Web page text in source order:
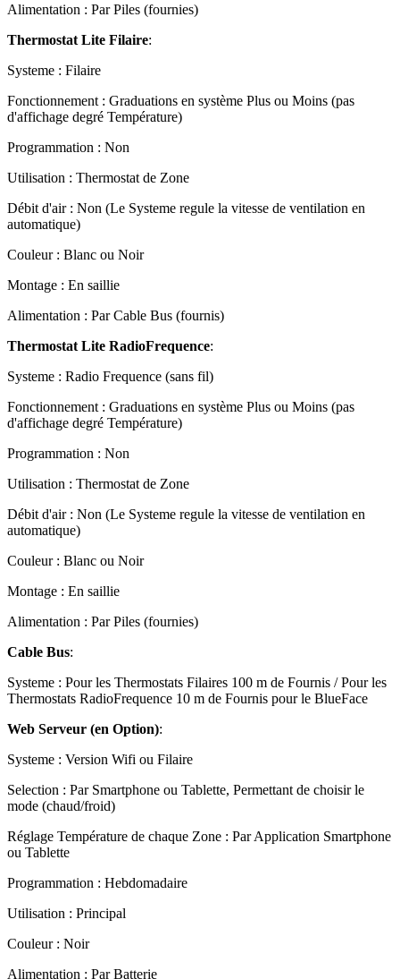
Alimentation : Par Piles (fournies)
Thermostat Lite Filaire:
Systeme : Filaire
Fonctionnement : Graduations en système Plus ou Moins (pas
d'affichage degré Température)
Programmation : Non
Utilisation : Thermostat de Zone
Débit d'air : Non (Le Systeme regule la vitesse de ventilation en
automatique)
Couleur : Blanc ou Noir
Montage : En saillie
Alimentation : Par Cable Bus (fournis)
Thermostat Lite RadioFrequence:
Systeme : Radio Frequence (sans fil)
Fonctionnement : Graduations en système Plus ou Moins (pas
d'affichage degré Température)
Programmation : Non
Utilisation : Thermostat de Zone
Débit d'air : Non (Le Systeme regule la vitesse de ventilation en
automatique)
Couleur : Blanc ou Noir
Montage : En saillie
Alimentation : Par Piles (fournies)
Cable Bus:
Systeme : Pour les Thermostats Filaires 100 m de Fournis / Pour les
Thermostats RadioFrequence 10 m de Fournis pour le BlueFace
Web Serveur (en Option):
Systeme : Version Wifi ou Filaire
Selection : Par Smartphone ou Tablette, Permettant de choisir le
mode (chaud/froid)
Réglage Température de chaque Zone : Par Application Smartphone
ou Tablette
Programmation : Hebdomadaire
Utilisation : Principal
Couleur : Noir
Alimentation : Par Batterie